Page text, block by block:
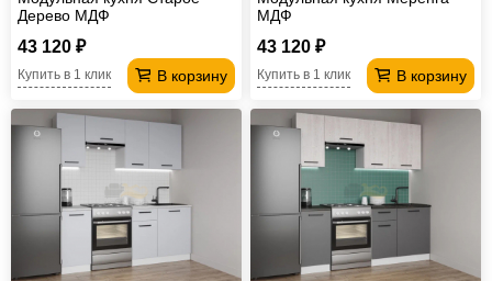
Дерево МДФ
43 120 ₽
В корзину
Купить в 1 клик
МДФ
43 120 ₽
В корзину
Купить в 1 клик